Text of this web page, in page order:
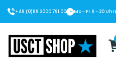
+49 (0)89 2000 791 00 Mo - Fr 8 - 20 Uhr